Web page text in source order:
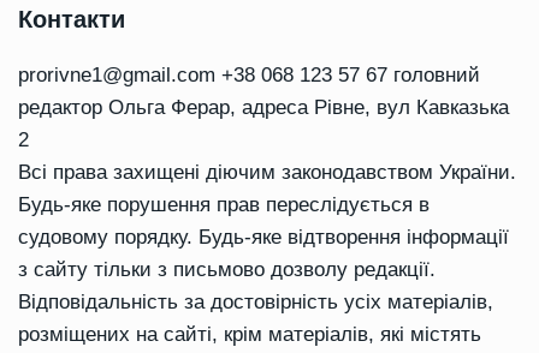
Контакти
prorivne1@gmail.com +38 068 123 57 67 головний
редактор Ольга Ферар, адреса Рівне, вул Кавказька
2
Всі права захищені діючим законодавством України.
Будь-яке порушення прав переслідується в
судовому порядку. Будь-яке відтворення інформації
з сайту тільки з письмово дозволу редакції.
Відповідальність за достовірність усіх матеріалів,
розміщених на сайті, крім матеріалів, які містять